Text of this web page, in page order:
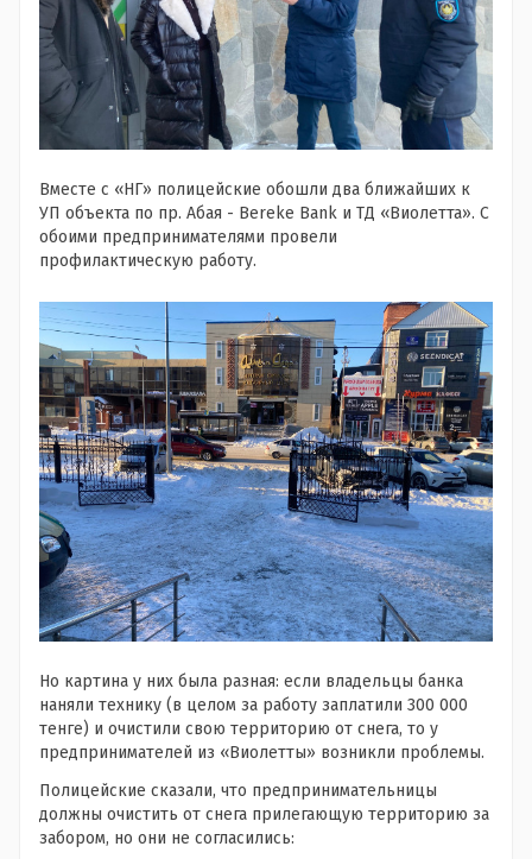
Вместе с «НГ» полицейские обошли два ближайших к
УП объекта по пр. Абая - Bereke Bank и ТД «Виолетта». С
обоими предпринимателями провели
профилактическую работу.
Но картина у них была разная: если владельцы банка
наняли технику (в целом за работу заплатили 300 000
тенге) и очистили свою территорию от снега, то у
предпринимателей из «Виолетты» возникли проблемы.
Полицейские сказали, что предпринимательницы
должны очистить от снега прилегающую территорию за
забором, но они не согласились: